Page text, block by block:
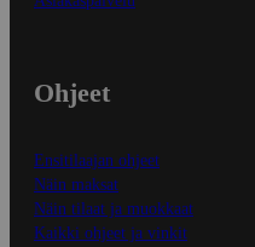
Ohjeet
Ensitilaajan ohjeet
Näin maksat
Näin tilaat ja muokkaat
Kaikki ohjeet ja vinkit